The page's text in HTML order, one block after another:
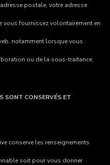
postale, votre adresse
vous fournissez volontairement en
notamment lorsque vous
ou de la sous-traitance.
SONT CONSERVÉS ET
conserve les renseignements
soit pour vous donner